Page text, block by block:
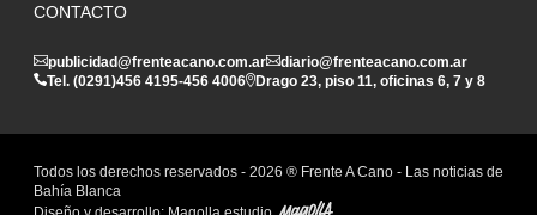
CONTACTO
publicidad@frenteacano.com.ar
diario@frenteacano.com.ar
Tel. (0291)456 4195-456 4006 Drago 23, piso 11, oficinas 6, 7 y 8
Todos los derechos reservados - 2026 ® Frente A Cano - Las noticias de
Bahía Blanca